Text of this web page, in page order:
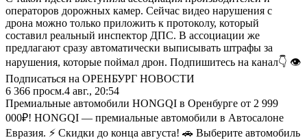
операторов дорожных камер. Сейчас видео нарушения с
дрона можно только приложить к протоколу, который
составил реальный инспектор ДПС. В ассоциации же
предлагают сразу автоматически выписывать штрафы за
нарушения, которые поймал дрон. Подпишитесь на канал👇 👁
Подписаться на ОРЕНБУРГ НОВОСТИ
6 366 просм.4 авг., 20:54
Премиальные автомобили HONGQI в Оренбурге от 2 999
000₽! HONGQI — премиальные автомобили в Автосалоне
Евразия. ⚡ Скидки до конца августа! 🚗 Выберите автомобиль